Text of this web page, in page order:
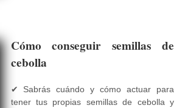
Cómo conseguir semillas de
cebolla
✔ Sabrás cuándo y cómo actuar para
tener tus propias semillas de cebolla y